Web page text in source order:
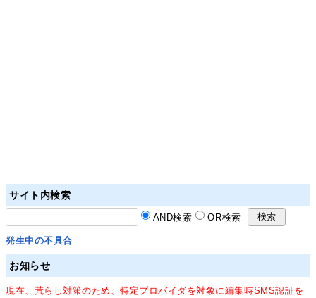
サイト内検索
AND検索 OR検索
発生中の不具合
お知らせ
現在、荒らし対策のため、特定プロバイダを対象に編集時SMS認証を